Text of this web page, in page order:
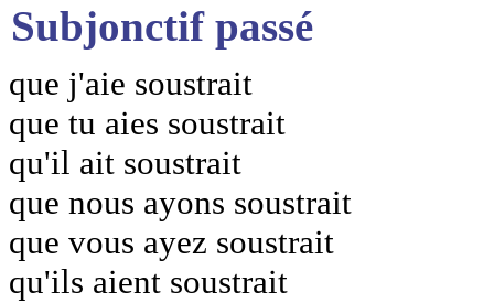
Subjonctif passé
que j'aie soustrait
que tu aies soustrait
qu'il ait soustrait
que nous ayons soustrait
que vous ayez soustrait
qu'ils aient soustrait